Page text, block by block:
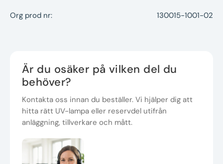
Org prod nr: 130015-1001-02
Är du osäker på vilken del du
behöver?
Kontakta oss innan du beställer. Vi hjälper dig att
hitta rätt UV-lampa eller reservdel utifrån
anläggning, tillverkare och mått.